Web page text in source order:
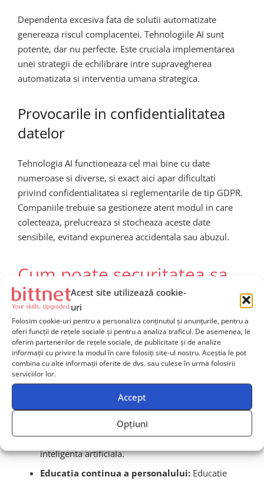
Acest site utilizează cookie-
uri
Folosim cookie-uri pentru a personaliza conținutul și anunțurile, pentru a
oferi funcții de rețele sociale și pentru a analiza traficul. De asemenea, le
oferim partenerilor de rețele sociale, de publicitate și de analize
informații cu privire la modul în care folosiți site-ul nostru. Aceștia le pot
combina cu alte informații oferite de dvs. sau culese în urma folosirii
serviciilor lor.
Accept
Opțiuni
Dependenta excesiva fata de solutii automatizate
genereaza riscul complacentei. Tehnologiile AI sunt
potente, dar nu perfecte. Este cruciala implementarea
unei strategii de echilibrare intre supravegherea
automatizata si interventia umana strategica.
Provocarile in confidentialitatea
datelor
Tehnologia AI functioneaza cel mai bine cu date
numeroase si diverse, si exact aici apar dificultati
privind confidentialitatea si reglementarile de tip GDPR.
Companiile trebuie sa gestioneze atent modul in care
colecteaza, prelucreaza si stocheaza aceste date
sensibile, evitand expunerea accidentala sau abuzul.
Cum poate securitatea sa
tina pasul cu evolutia
rapida a AI?
Pentru a asigura o securizare eficienta in fata
acceleratiei AI, companiile si profesionistii din
cybersecurity trebuie sa adopte abordari moderne si
Investitii constante:Investiti in tehnologiile noi
si echipamentele performante care utilizeaza
inteligenta artificiala.
Educatia continua a personalului:Educatie